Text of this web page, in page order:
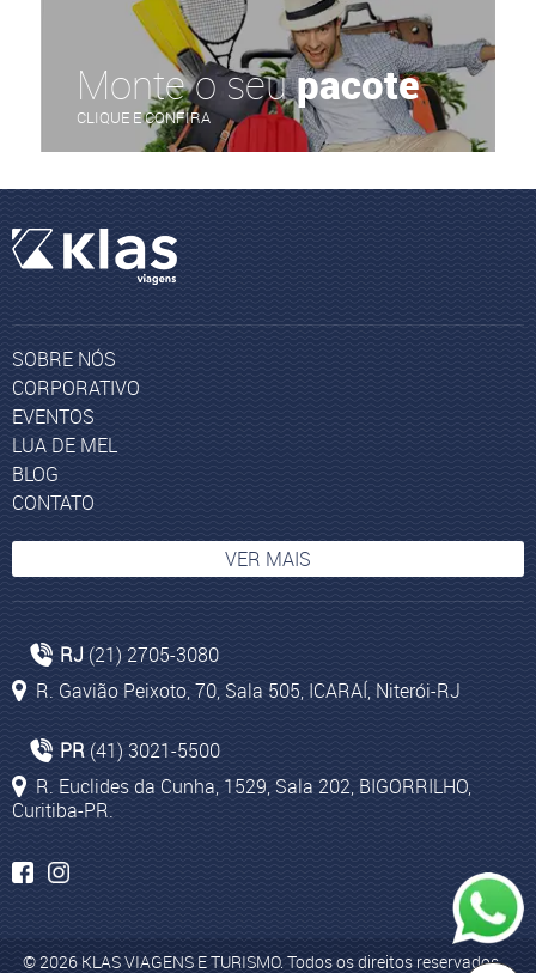
Monte o seupacote
CLIQUE E CONFIRA
SOBRE NÓS
CORPORATIVO
EVENTOS
LUA DE MEL
BLOG
CONTATO
VER MAIS
Agências Viagem Rio de Janeiro
Pacotes de viagem para Kruger Park
Pacotes aéreos para Cape Town
RJ (21) 2705-3080
R. Gavião Peixoto, 70, Sala 505, ICARAÍ, Niterói-RJ
PR (41) 3021-5500
R. Euclides da Cunha, 1529, Sala 202, BIGORRILHO,
Curitiba-PR.
© 2026 KLAS VIAGENS E TURISMO. Todos os direitos reservados.